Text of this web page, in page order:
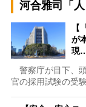
河合雅司「
が
現
警察庁が目下、
官の採用試験の受